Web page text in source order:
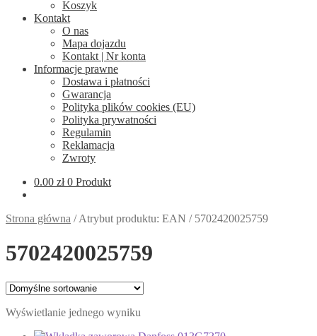
Koszyk
Kontakt
O nas
Mapa dojazdu
Kontakt | Nr konta
Informacje prawne
Dostawa i płatności
Gwarancja
Polityka plików cookies (EU)
Polityka prywatności
Regulamin
Reklamacja
Zwroty
0.00 zł 0 Produkt
Strona główna /Atrybut produktu: EAN / 5702420025759
5702420025759
Wyświetlanie jednego wyniku